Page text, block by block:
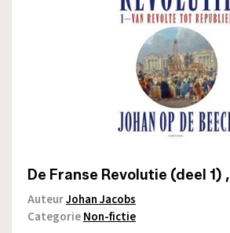
De Franse Revolutie (deel 1) ,
AuteurJohan Jacobs
CategorieNon-fictie